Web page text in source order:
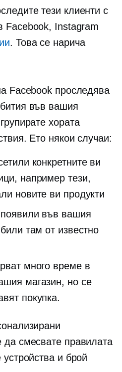
тези клиенти с
Facebook, Instagram
. Това се нарича
Facebook проследява
във вашия
хората
Ето някои случаи:
конкретните ви
например тези,
новите ви продукти
във вашия
там от известно
много време в
магазин, но се
покупка.
смесвате правилата
и брой